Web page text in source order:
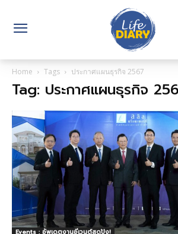
Home Tags ประกาศแผนธุรกิจ 2567
Tag: ประกาศแผนธุรกิจ
Events : อัพเดตงานอีเวนต์สุดปัง!